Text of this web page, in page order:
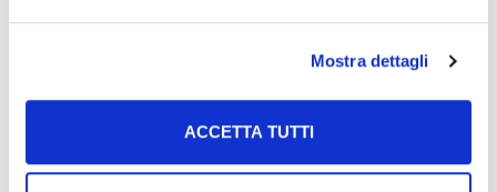
Mostra dettagli
ACCETTA TUTTI
La struttura della zona rimase inalterata
Generale di Roma voluto da Benito
Mussolini, Borgo è rivoluzionato dal